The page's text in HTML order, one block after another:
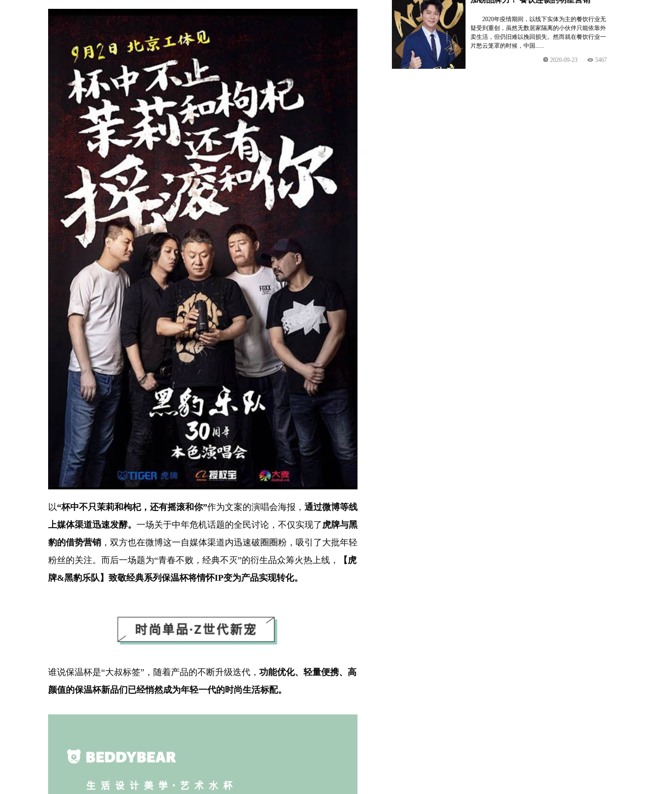
以“杯中不只茉莉和枸杞，还有摇滚和你”作为文案的演唱会海报， 通过微博等线
上媒体渠道迅速发酵。 一场关于中年危机话题的全民讨论，不仅实现了虎牌与黑
豹的借势营销 ，双方也在微博这一自媒体渠道内迅速破圈圈粉，吸引了大批年轻
粉丝的关注。而后一场题为“青春不败，经典不灭”的衍生品众筹火热上线，
【虎
牌&黑豹乐队】致敬经典系列保温杯将情怀IP变为产品实现转化。
谁说保温杯是“大叔标签”，随着产品的不断升级迭代， 功能优化、轻量便携、高
颜值的保温杯新品们已经悄然成为年轻一代的时尚生活标配。
2020年疫情期间，以线下实体为主的餐饮行业无
疑受到重创，虽然无数居家隔离的小伙伴只能依靠外
卖生活，但仍旧难以挽回损失。然而就在餐饮行业一
片愁云笼罩的时候，中国......
2020-09-23 5467